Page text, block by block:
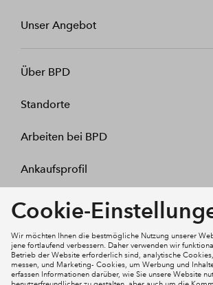
Unser Angebot
Über BPD
Standorte
Arbeiten bei BPD
Ankaufsprofil
Kontakt
Mein Konto